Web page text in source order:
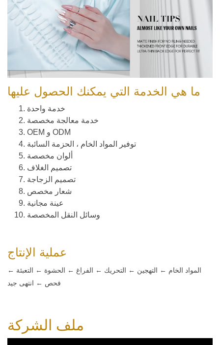
ما هي الخدمة التي يمكنك الحصول عليها
خدمة واحدة
خدمة معالجة مخصصة
OEM و ODM
توفير المواد الخام ، الحزمة السائبة
ألوان مخصصة
تصميم الغلاف
تصميم الزجاجة
شعار مخصص
عينة مجانية
وسائل النقل المخصصة
عملية الإنتاج
المواد الخام ← التهجين ← التحريك ← الفراغ ← الحشوة ← التعبئة ←
فحص ← انتهى جيد
ملف الشركة